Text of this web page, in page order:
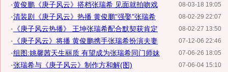
08-03-18 19:05
·黄俊鹏《庚子风云》搭档张瑞希 见面就拍吻戏
08-02-29 22:07
·清装剧《庚子风云》热播 黄俊鹏"强娶"张瑞希
08-02-27 13:50
· 《庚子风云热播》 王坤张瑞希配合默契获肯定
07-12-06 22:46
· 《庚子风云》将播 黄俊鹏携手张瑞希扮演夫妻
07-06-26 18:05
·组图:姚馨茜天生丽质 有望成为张瑞希同门师妹
07-06-04 15:10
·张瑞希与《庚子风云》制作方和解(图)